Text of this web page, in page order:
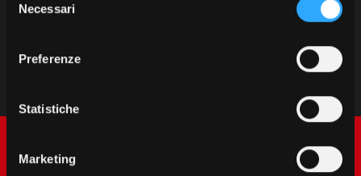
delNecessari
Preferenze
Statistiche
Marketing